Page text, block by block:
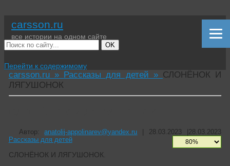
carsson.ru
все истории на одном сайте
OK
Перейти к содержимому
carsson.ru » Рассказы для детей » СЛОНЁНОК И
ЛЯГУШОНОК
Автор:anatolij-appolinarev@yandex.ru | 28.03.2023 |28.03.2023
Рассказы для детей
СЛОНЁНОК И ЛЯГУШОНОК.